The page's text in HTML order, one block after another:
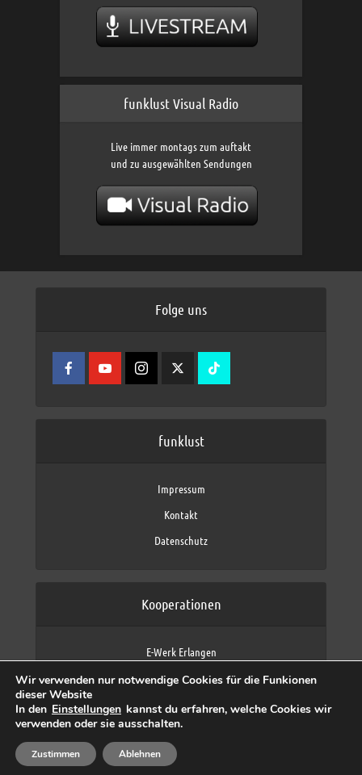
funklust Visual Radio
Live immer montags zum auftakt
und zu ausgewählten Sendungen
Folge uns
funklust
Impressum
Kontakt
Datenschutz
Kooperationen
E-Werk Erlangen
Fraunhofer IIS
max neo (AFK max)
Copyright © 2026 by funklust, FAU
Wir verwenden nur notwendige Cookies für die Funkionen
dieser Website
In den Einstellungen kannst du erfahren, welche Cookies wir
verwenden oder sie ausschalten.
Zustimmen Ablehnen